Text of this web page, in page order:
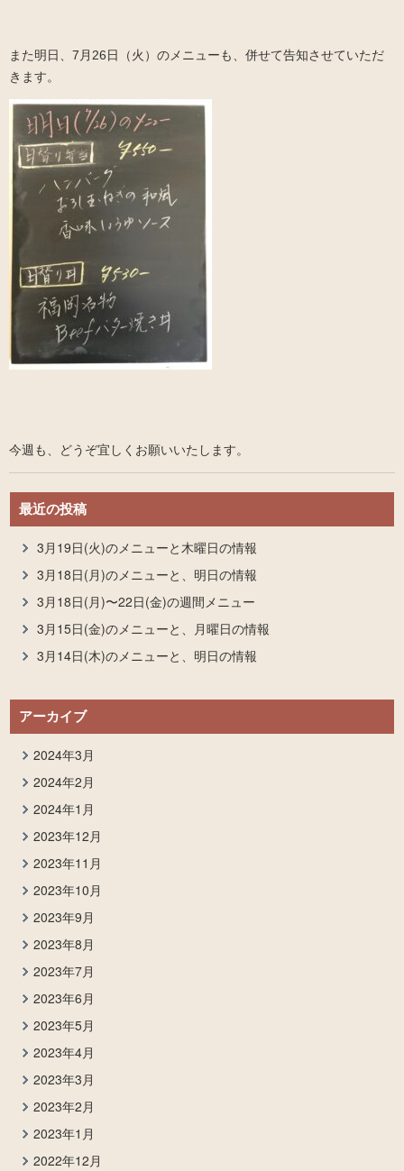
また明日、7月26日（火）のメニューも、併せて告知させていただ
きます。
今週も、どうぞ宜しくお願いいたします。
最近の投稿
3月19日(火)のメニューと木曜日の情報
3月18日(月)のメニューと、明日の情報
3月18日(月)〜22日(金)の週間メニュー
3月15日(金)のメニューと、月曜日の情報
3月14日(木)のメニューと、明日の情報
アーカイブ
2024年3月
2024年2月
2024年1月
2023年12月
2023年11月
2023年10月
2023年9月
2023年8月
2023年7月
2023年6月
2023年5月
2023年4月
2023年3月
2023年2月
2023年1月
2022年12月